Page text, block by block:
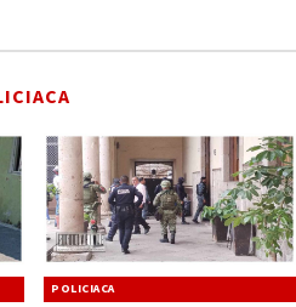
POLICIACA